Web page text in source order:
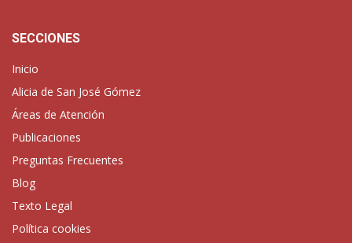
SECCIONES
Inicio
Alicia de San José Gómez
Áreas de Atención
Publicaciones
Preguntas Frecuentes
Blog
Texto Legal
Política cookies